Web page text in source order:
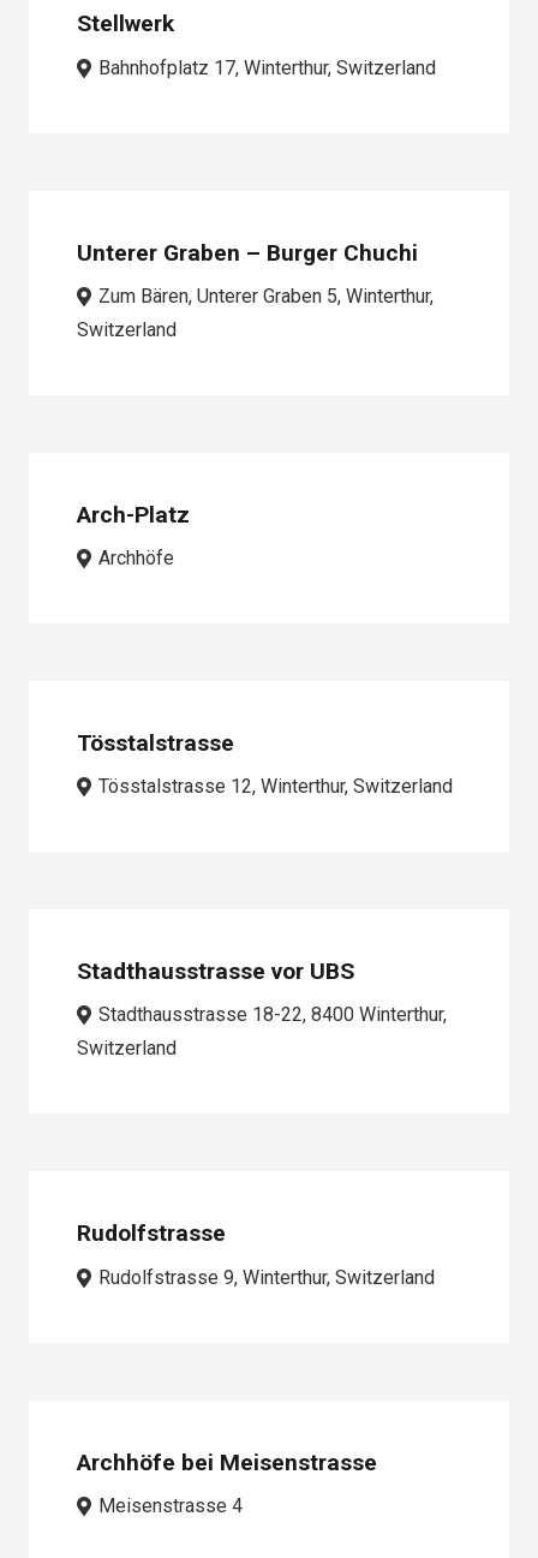
Stellwerk
Bahnhofplatz 17, Winterthur, Switzerland
Unterer Graben – Burger Chuchi
Zum Bären, Unterer Graben 5, Winterthur,
Switzerland
Arch-Platz
Archhöfe
Tösstalstrasse
Tösstalstrasse 12, Winterthur, Switzerland
Stadthausstrasse vor UBS
Stadthausstrasse 18-22, 8400 Winterthur,
Switzerland
Rudolfstrasse
Rudolfstrasse 9, Winterthur, Switzerland
Archhöfe bei Meisenstrasse
Meisenstrasse 4